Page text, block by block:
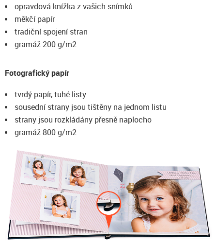
opravdová knížka z vašich snímků
měkčí papír
tradiční spojení stran
gramáž 200 g/m2
Fotografický papír
tvrdý papír, tuhé listy
sousední strany jsou tištěny na jednom listu
strany jsou rozkládány přesně naplocho
gramáž 800 g/m2